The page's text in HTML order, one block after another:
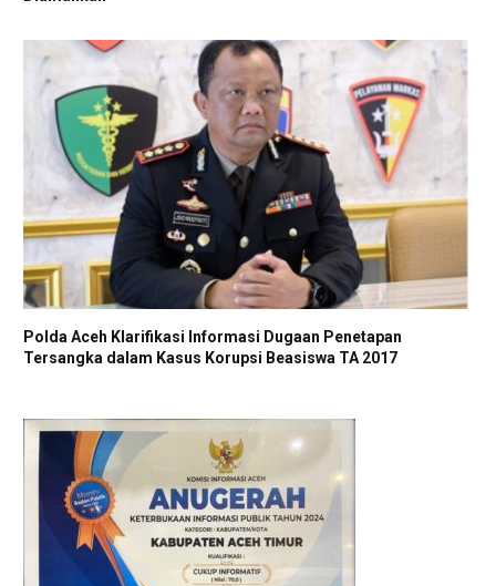
Polda Aceh Klarifikasi Informasi Dugaan Penetapan
Tersangka dalam Kasus Korupsi Beasiswa TA 2017